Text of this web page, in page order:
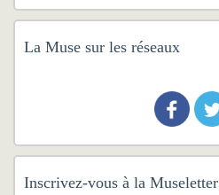
La Muse sur les réseaux
Inscrivez-vous à la Museletter